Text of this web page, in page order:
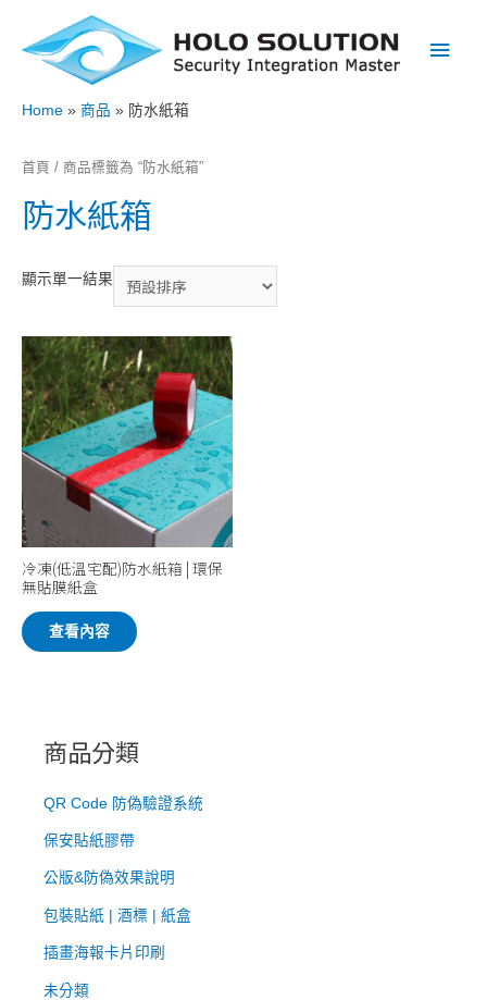
Main
Home 商品 防水紙箱
首頁 / 商品標籤為 “防水紙箱”
防水紙箱
顯示單一結果
冷凍(低溫宅配)防水紙箱 | 環保
無貼膜紙盒
查看內容
商品分類
QR Code 防偽驗證系統
​保安貼紙膠帶
公版&防偽效果說明
包裝貼紙 | 酒標 | 紙盒
插畫海報卡片印刷
未分類